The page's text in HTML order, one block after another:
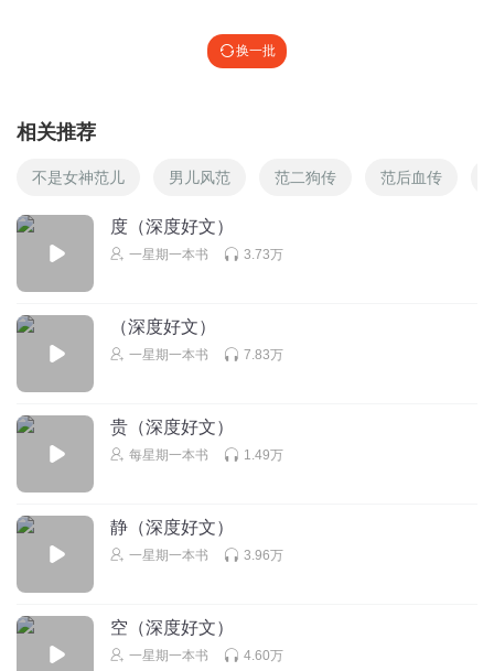
换一批
相关推荐
不是女神范儿 男儿风范 范二狗传 范后血传
度（深度好文）
一星期一本书 3.73万
（深度好文）
一星期一本书 7.83万
贵（深度好文）
每星期一本书 1.49万
静（深度好文）
一星期一本书 3.96万
空（深度好文）
一星期一本书 4.60万